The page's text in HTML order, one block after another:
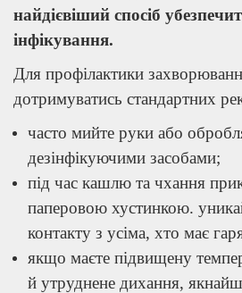
найдієвіший спосіб
інфікування.
Для профілактики
дотримуватись стандартних
часто мийте руки або
дезінфікуючими засобами;
під час кашлю та чхання
паперовою хустинкою.
контакту з усіма, хто має
якщо маєте підвищену
й утруднене дихання,